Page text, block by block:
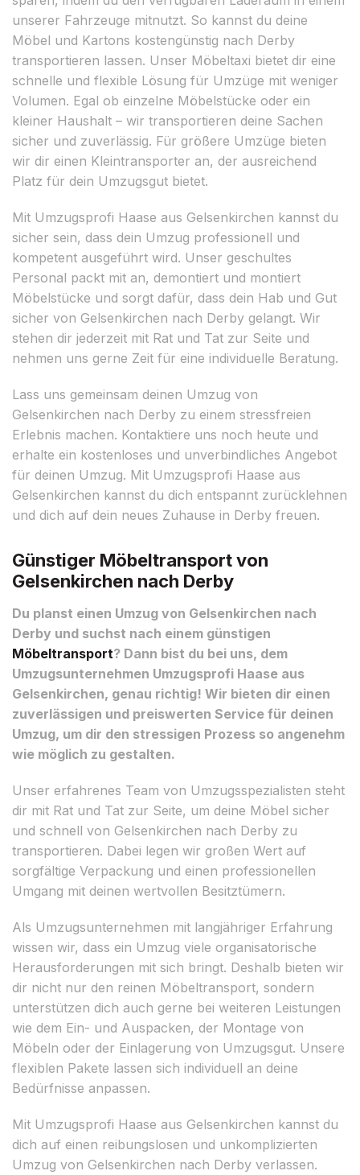
unserer Fahrzeuge mitnutzt. So kannst du deine
Möbel und Kartons kostengünstig nach Derby
transportieren lassen. Unser Möbeltaxi bietet dir eine
schnelle und flexible Lösung für Umzüge mit weniger
Volumen. Egal ob einzelne Möbelstücke oder ein
kleiner Haushalt – wir transportieren deine Sachen
sicher und zuverlässig. Für größere Umzüge bieten
wir dir einen Kleintransporter an, der ausreichend
Platz für dein Umzugsgut bietet.
Mit Umzugsprofi Haase aus Gelsenkirchen kannst du
sicher sein, dass dein Umzug professionell und
kompetent ausgeführt wird. Unser geschultes
Personal packt mit an, demontiert und montiert
Möbelstücke und sorgt dafür, dass dein Hab und Gut
sicher von Gelsenkirchen nach Derby gelangt. Wir
stehen dir jederzeit mit Rat und Tat zur Seite und
nehmen uns gerne Zeit für eine individuelle Beratung.
Lass uns gemeinsam deinen Umzug von
Gelsenkirchen nach Derby zu einem stressfreien
Erlebnis machen. Kontaktiere uns noch heute und
erhalte ein kostenloses und unverbindliches Angebot
für deinen Umzug. Mit Umzugsprofi Haase aus
Gelsenkirchen kannst du dich entspannt zurücklehnen
und dich auf dein neues Zuhause in Derby freuen.
Günstiger Möbeltransport von
Gelsenkirchen nach Derby
Du planst einen Umzug von Gelsenkirchen nach
Derby und suchst nach einem günstigen
Möbeltransport? Dann bist du bei uns, dem
Umzugsunternehmen Umzugsprofi Haase aus
Gelsenkirchen, genau richtig! Wir bieten dir einen
zuverlässigen und preiswerten Service für deinen
Umzug, um dir den stressigen Prozess so angenehm
wie möglich zu gestalten.
Unser erfahrenes Team von Umzugsspezialisten steht
dir mit Rat und Tat zur Seite, um deine Möbel sicher
und schnell von Gelsenkirchen nach Derby zu
transportieren. Dabei legen wir großen Wert auf
sorgfältige Verpackung und einen professionellen
Umgang mit deinen wertvollen Besitztümern.
Als Umzugsunternehmen mit langjähriger Erfahrung
wissen wir, dass ein Umzug viele organisatorische
Herausforderungen mit sich bringt. Deshalb bieten wir
dir nicht nur den reinen Möbeltransport, sondern
unterstützen dich auch gerne bei weiteren Leistungen
wie dem Ein- und Auspacken, der Montage von
Möbeln oder der Einlagerung von Umzugsgut. Unsere
flexiblen Pakete lassen sich individuell an deine
Bedürfnisse anpassen.
Mit Umzugsprofi Haase aus Gelsenkirchen kannst du
dich auf einen reibungslosen und unkomplizierten
Umzug von Gelsenkirchen nach Derby verlassen.